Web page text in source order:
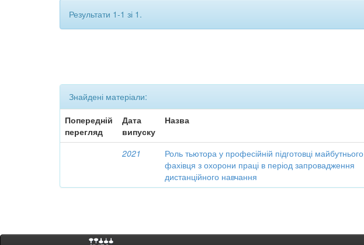
Результати 1-1 зі 1.
Знайдені матеріали:
Попередній
перегляд
Дата
випуску
Назва
2021
Роль тьютора у професійній підготовці майбутнього
фахівця з охорони праці в період запровадження
дистанційного навчання